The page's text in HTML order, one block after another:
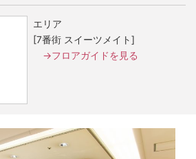
エリア
[7番街 スイーツメイト]
→フロアガイドを見る